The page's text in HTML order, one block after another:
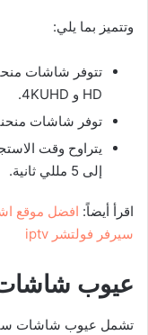
وتتميز بما يلي:
HD و 4KUHD.
توفر شاشات
إلى 5 مللي ثانية.
اقرأ أيضاً:
سيرفر فولتشر iptv
عيوب
تشمل عيوب شاشات